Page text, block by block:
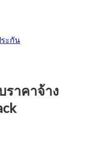
ะกัน
ราคาจ้าง